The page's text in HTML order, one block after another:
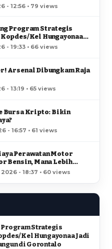
- 12:56 • 79 views
Program Strategis
Kel Hungayonaa
Dibangun di Gorontalo
- 19:33 • 66 views
Arsenal Dibungkam Raja
- 13:19 • 65 views
Bursa Kripto: Bikin
- 16:57 • 61 views
Perawatan Motor
Bensin, Mana Lebih
- 18:37 • 60 views
Program Strategis
Kel Hungayonaa Jadi
di Gorontalo